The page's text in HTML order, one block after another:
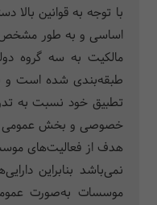
با توجه به قوانین
مالکیت به سه گروه
طبقه‌بندی شده است و
تطبیق خود نسبت به
خصوصی و بخش عمومی
هدف از فعالیت‌های
نمی‌باشد بنابراین
موسسات به‌صورت